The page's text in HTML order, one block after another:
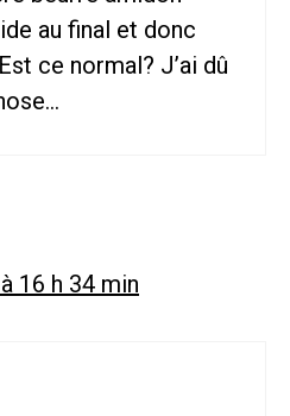
au final et donc
ce normal? J’ai dû
16 h 34 min